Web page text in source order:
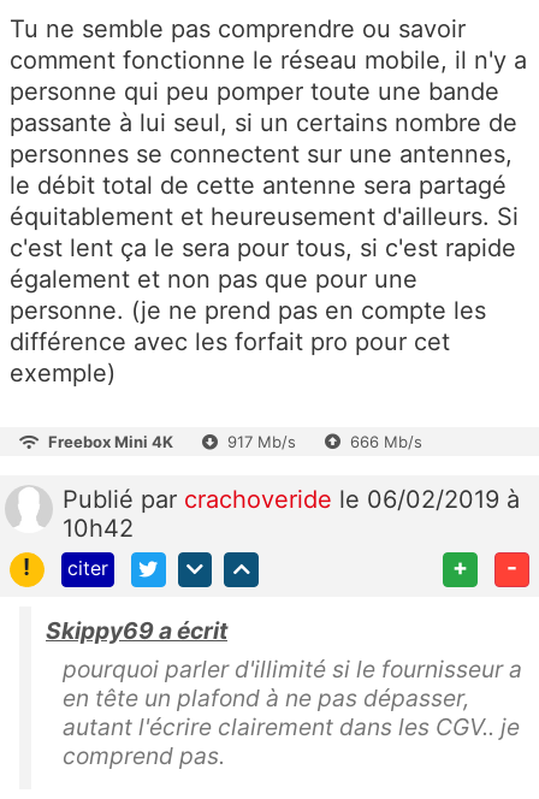
Tu ne semble pas comprendre ou savoir
comment fonctionne le réseau mobile, il n'y a
personne qui peu pomper toute une bande
passante à lui seul, si un certains nombre de
personnes se connectent sur une antennes,
le débit total de cette antenne sera partagé
équitablement et heureusement d'ailleurs. Si
c'est lent ça le sera pour tous, si c'est rapide
également et non pas que pour une
personne. (je ne prend pas en compte les
différence avec les forfait pro pour cet
exemple)
Freebox Mini 4K 917 Mb/s 666 Mb/s
Publié par crachoveride le 06/02/2019 à
10h42
!
citer + -
Skippy69 a écrit
pourquoi parler d'illimité si le fournisseur a
en tête un plafond à ne pas dépasser,
autant l'écrire clairement dans les CGV.. je
comprend pas.